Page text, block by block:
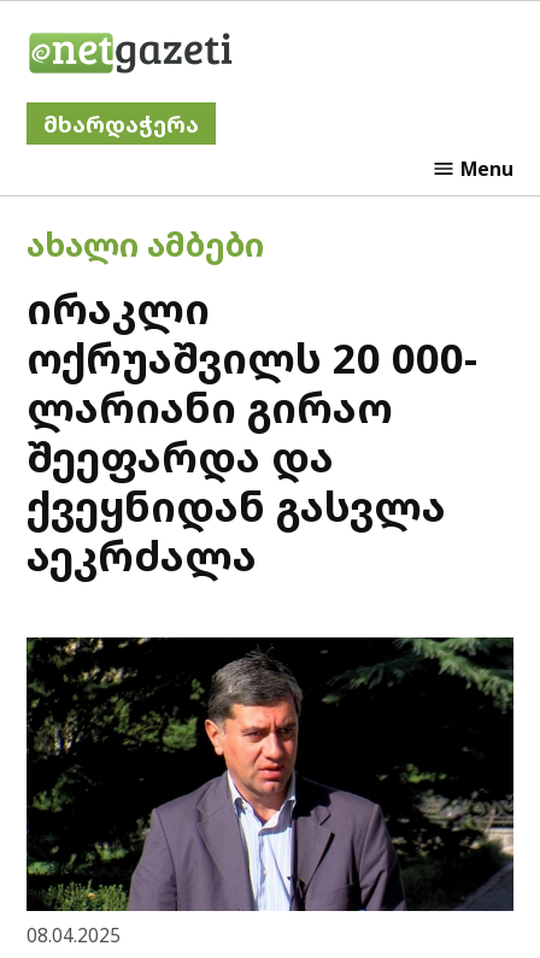
მხარდაჭერა
Menu
POSTED
ᲐᲮᲐᲚᲘ ᲐᲛᲑᲔᲑᲘ
ირაკლი
ოქრუაშვილს 20 000-
ლარიანი გირაო
შეეფარდა და
ქვეყნიდან გასვლა
აეკრძალა
08.04.2025